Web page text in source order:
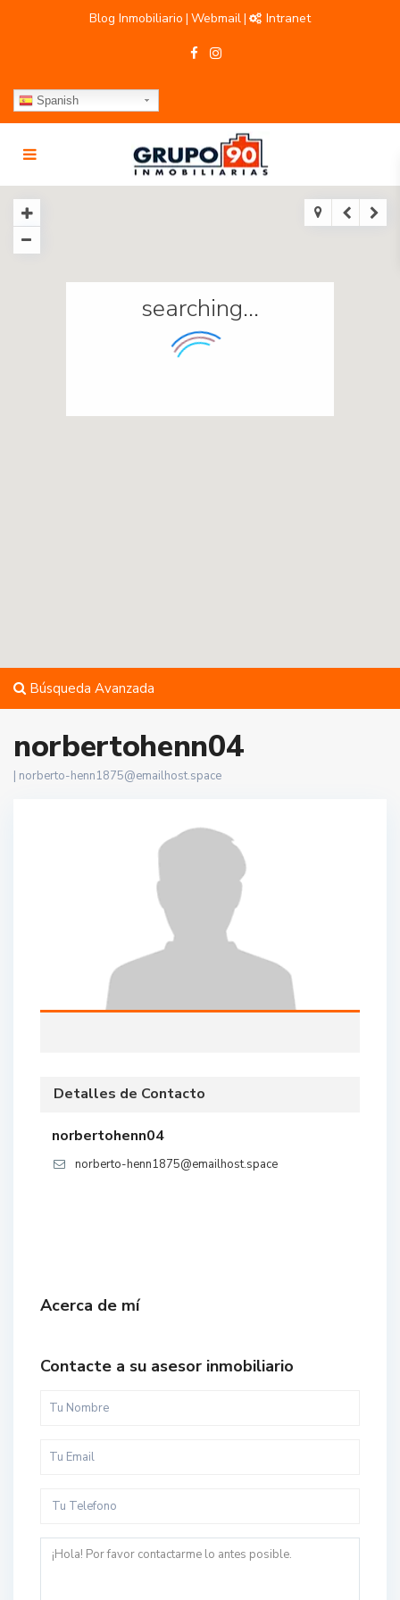
Blog Inmobiliario | Webmail| Intranet
Spanish
searching...
Búsqueda Avanzada
norbertohenn04
norberto-henn1875@emailhost.space
Detalles de Contacto
norbertohenn04
norberto-henn1875@emailhost.space
Acerca de mí
Contacte a su asesor inmobiliario